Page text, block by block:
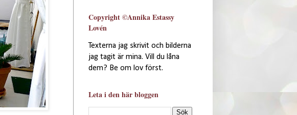
Copyright ©Annika Estassy
Lovén
Texterna jag skrivit och bilderna
jag tagit är mina. Vill du låna
dem? Be om lov först.
Leta i den här bloggen